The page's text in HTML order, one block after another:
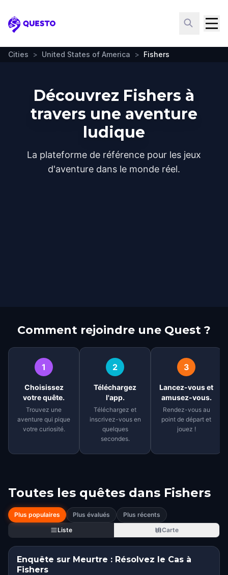
Questo
Cities > United States of America > Fishers
Découvrez Fishers à
travers une aventure
ludique
La plateforme de référence pour les jeux
d'aventure dans le monde réel.
Comment rejoindre une Quest ?
1
Choisissez
votre quête.
Trouvez une
aventure qui pique
votre curiosité.
2
Téléchargez
l'app.
Téléchargez et
inscrivez-vous en
quelques
secondes.
3
Lancez-vous et
amusez-vous.
Rendez-vous au
point de départ et
jouez !
Toutes les quêtes dans Fishers
Plus populaires Plus évalués
Plus récents
Liste
Carte
Enquête sur Meurtre : Résolvez le Cas à
Fishers